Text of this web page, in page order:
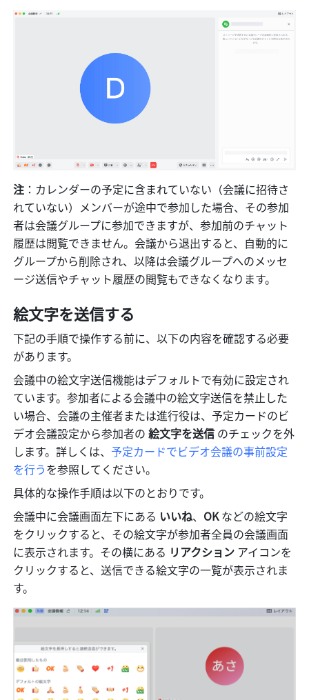
注 ：カレンダーの予定に含まれていない（会議に招待さ
れていない）メンバーが途中で参加した場合、その参加
者は会議グループに参加できますが、参加前のチャット
履歴は閲覧できません。会議から退出すると、自動的に
グループから削除され、以降は会議グループへのメッセ
ージ送信やチャット履歴の閲覧もできなくなります。
絵文字を送信する
下記の手順で操作する前に、以下の内容を確認する必要
があります。
会議中の絵文字送信機能はデフォルトで有効に設定され
ています。参加者による会議中の絵文字送信を禁止した
い場合、会議の主催者または進行役は、予定カードのビ
デオ会議設定から参加者の 絵文字を送信 のチェックを外
します。詳しくは、 予定カードでビデオ会議の事前設定
を行うを参照してください。
具体的な操作手順は以下のとおりです。
会議中に会議画面左下にある いいね、 OK などの絵文字
をクリックすると、その絵文字が参加者全員の会議画面
に表示されます。その横にある リアクション アイコンを
クリックすると、送信できる絵文字の一覧が表示されま
す。